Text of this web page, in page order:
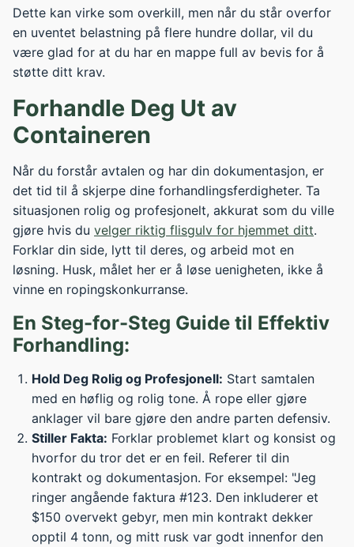
Dette kan virke som overkill, men når du står overfor
en uventet belastning på flere hundre dollar, vil du
være glad for at du har en mappe full av bevis for å
støtte ditt krav.
Forhandle Deg Ut av
Containeren
Når du forstår avtalen og har din dokumentasjon, er
det tid til å skjerpe dine forhandlingsferdigheter. Ta
situasjonen rolig og profesjonelt, akkurat som du ville
gjøre hvis du velger riktig flisgulv for hjemmet ditt.
Forklar din side, lytt til deres, og arbeid mot en
løsning. Husk, målet her er å løse uenigheten, ikke å
vinne en ropingskonkurranse.
En Steg-for-Steg Guide til Effektiv
Forhandling:
Hold Deg Rolig og Profesjonell: Start samtalen
med en høflig og rolig tone. Å rope eller gjøre
anklager vil bare gjøre den andre parten defensiv.
Stiller Fakta: Forklar problemet klart og konsist og
hvorfor du tror det er en feil. Referer til din
kontrakt og dokumentasjon. For eksempel: "Jeg
ringer angående faktura #123. Den inkluderer et
$150 overvekt gebyr, men min kontrakt dekker
opptil 4 tonn, og mitt rusk var godt innenfor den